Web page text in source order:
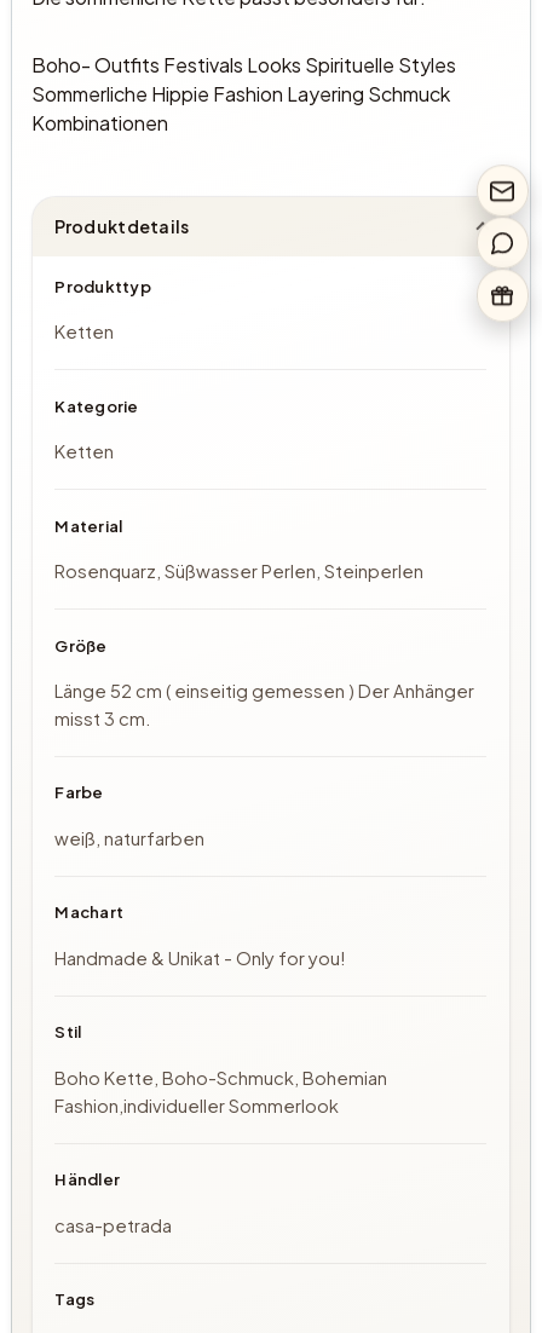
Boho- Outfits Festivals Looks Spirituelle Styles
Sommerliche Hippie Fashion Layering Schmuck
Kombinationen
Produktdetails
Produkttyp
Ketten
Kategorie
Ketten
Material
Rosenquarz, Süßwasser Perlen, Steinperlen
Größe
Länge 52 cm ( einseitig gemessen ) Der Anhänger
misst 3 cm.
Farbe
weiß, naturfarben
Machart
Handmade & Unikat - Only for you!
Stil
Boho Kette, Boho-Schmuck, Bohemian
Fashion,individueller Sommerlook
Händler
casa-petrada
Tags